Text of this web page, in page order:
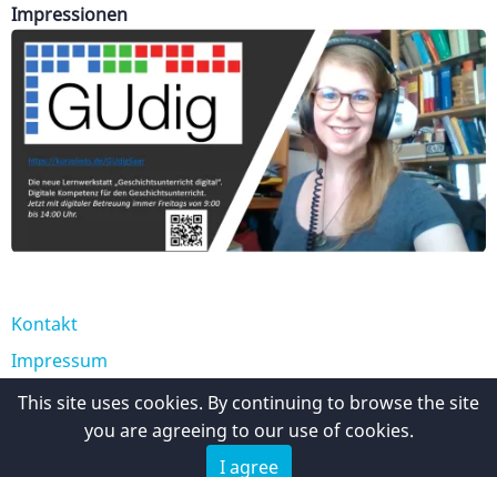
Impressionen
Fußzeile
Kontakt
Impressum
Impressum
This site uses cookies. By continuing to browse the site
you are agreeing to our use of cookies.
I agree